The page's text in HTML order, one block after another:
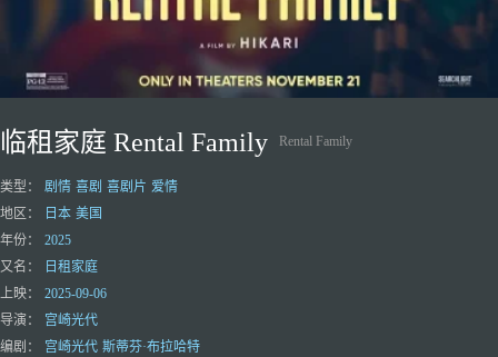
临租家庭 Rental Family Rental Family
类型： 剧情 喜剧 喜剧片 爱情
地区：
日本 美国
年份：
2025
又名：
日租家庭
上映：
2025-09-06
导演：
宫崎光代
编剧：
宫崎光代 斯蒂芬·布拉哈特